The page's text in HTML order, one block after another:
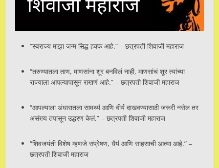
“स्वराज्य माझा जन्म सिद्ध हक्क आहे.” – छत्रपती शिवाजी महाराज
“तरुण्यातला ताण, माणसांना शूर बनविलं नाही, माणसांचं शूर त्यांच्या
राज्याला आपल्यापासून राखणं आहे.” – छत्रपती शिवाजी महाराज
“आपल्याला अंधारातला सामर्थ्य आणि वीर्य दाखवण्यासाठी जरूरी नसेल तर
असंख्य तपासून उद्धरण केलं.” – छत्रपती शिवाजी महाराज
“शिवजयंती विशेष म्हणजे संप्रेषण, धैर्य आणि साहसाची आत्मा आहे.” –
छत्रपती शिवाजी महाराज